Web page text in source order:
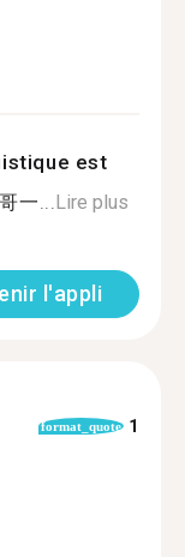
est
一...Lire plus
l'appli
format_quote 1